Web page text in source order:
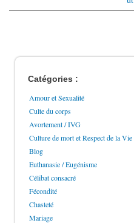
Catégories :
Amour et Sexualité
Culte du corps
Avortement / IVG
Culture de mort et Respect de la Vie
Blog
Euthanasie / Eugénisme
Célibat consacré
Fécondité
Chasteté
Mariage